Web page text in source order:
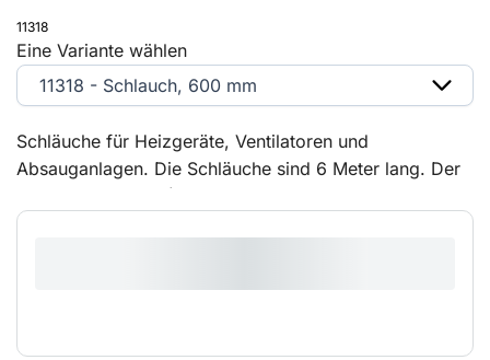
11318
Schläuche für Heizgeräte, Ventilatoren und
Absauganlagen. Die Schläuche sind 6 Meter lang. Der
Klimaanlagen (29 und 50 kW) zu verwenden.
Eine Variante wählen
11318 - Schlauch, 600 mm